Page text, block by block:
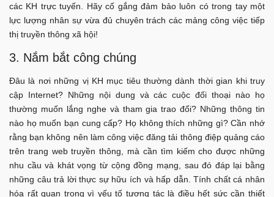
các KH trực tuyến. Hãy cố gắng đảm bảo luôn có trong tay một
lực lượng nhân sự vừa đủ chuyên trách các mảng công việc tiếp
thị truyền thông xã hội!
3. Nắm bắt công chúng
Đâu là nơi những vị KH mục tiêu thường dành thời gian khi truy
cập Internet? Những nội dung và các cuộc đối thoại nào họ
thường muốn lắng nghe và tham gia trao đổi? Những thông tin
nào họ muốn bạn cung cấp? Họ không thích những gì? Cần nhớ
rằng bạn không nên làm công việc đăng tải thông điệp quảng cáo
trên trang web truyền thông, mà cần tìm kiếm cho được những
nhu cầu và khát vọng từ cộng đồng mạng, sau đó đáp lại bằng
những câu trả lời thực sự hữu ích và hấp dẫn. Tính chất cá nhân
hóa rất quan trọng vì yếu tố tương tác là điều hết sức cần thiết